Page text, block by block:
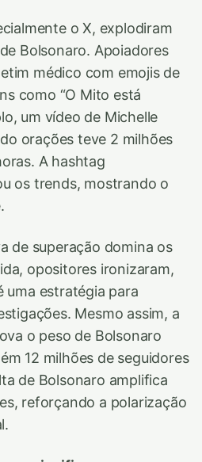
o X, explodiram
Bolsonaro. Apoiadores
médico com emojis de
como “O Mito está
um vídeo de Michelle
orações teve 2 milhões
A hashtag
os trends, mostrando o
de superação domina os
opositores ironizaram,
uma estratégia para
Mesmo assim, a
o peso de Bolsonaro
12 milhões de seguidores
de Bolsonaro amplifica
reforçando a polarização